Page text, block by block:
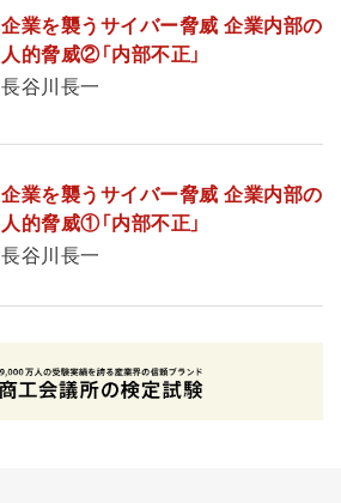
企業を襲うサイバー脅威 企業内部の
人的脅威②「内部不正」
長谷川長一
企業を襲うサイバー脅威 企業内部の
人的脅威①「内部不正」
長谷川長一